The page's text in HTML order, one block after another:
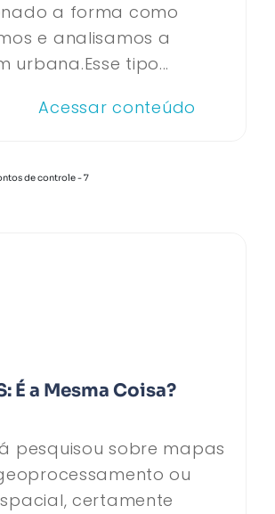
a forma como
e analisamos a
urbana.Esse tipo...
Acessar conteúdo
É a Mesma Coisa?
pesquisou sobre mapas
ou
certamente